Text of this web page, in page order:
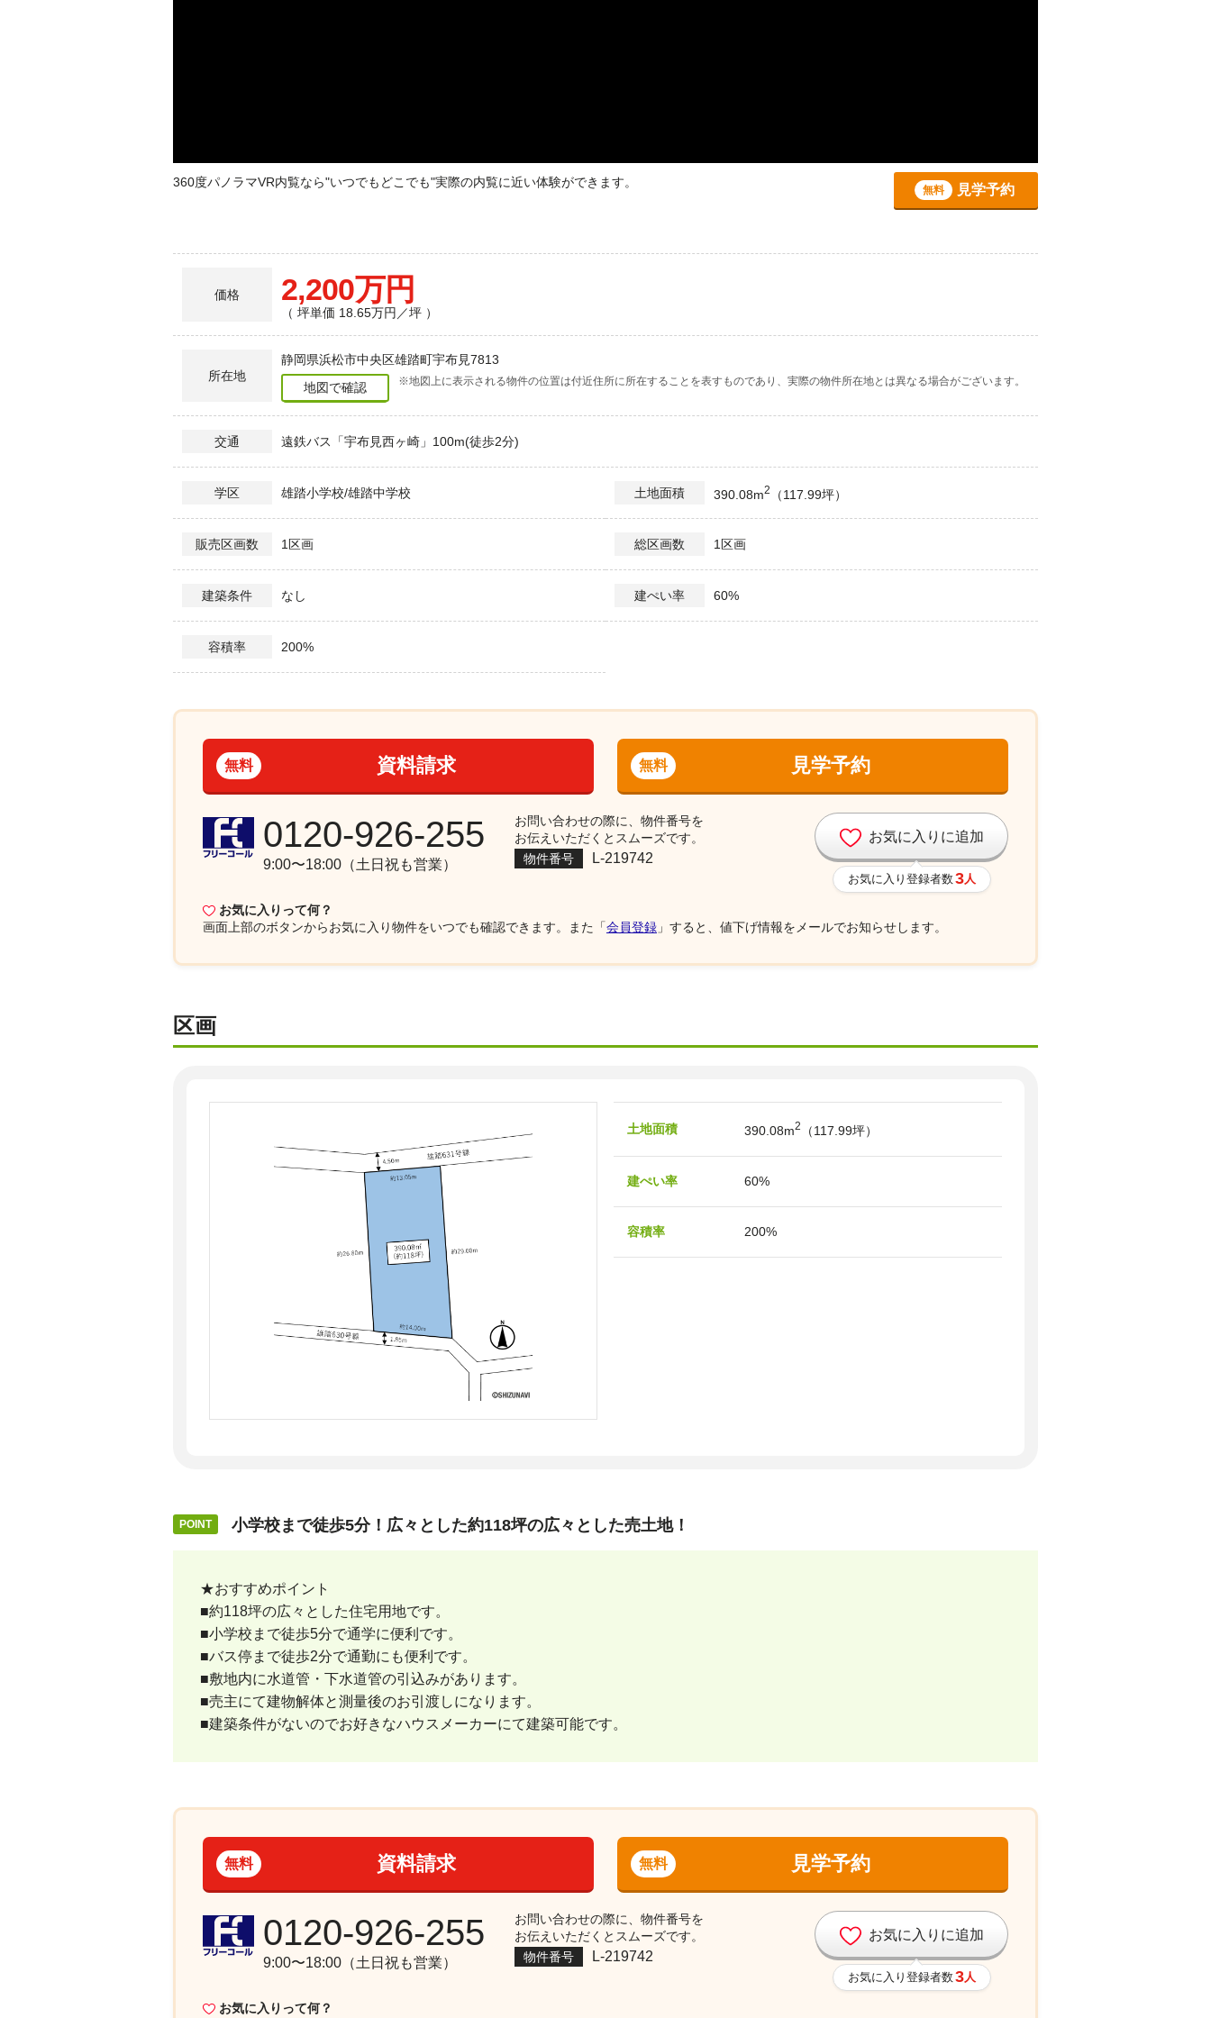
360度パノラマVR内覧なら"いつでもどこでも"実際の内覧に近い体験ができます。
無料 見学予約
価格 2,200万円
（ 坪単価 18.65万円／坪 ）
所在地
静岡県浜松市中央区雄踏町宇布見7813
地図で確認
※地図上に表示される物件の位置は付近住所に所在することを表すものであり、実際の物件所在地とは異なる場合がございます。
交通 遠鉄バス「宇布見西ヶ崎」100m(徒歩2分)
学区 雄踏小学校/雄踏中学校 土地面積 390.08m2 （117.99坪）
販売区画数 1区画 総区画数 1区画
建築条件 なし 建ぺい率 60%
容積率 200%
資料請求
無料 見学予約
無料
お気に入りに追加
お気に入り登録者数3人
お気に入りって何？
画面上部のボタンからお気に入り物件をいつでも確認できます。また「会員登録 」すると、値下げ情報をメールでお知らせします。
0120-926-255
9:00〜18:00（土日祝も営業）
お問い合わせの際に、物件番号を
お伝えいただくとスムーズです。
物件番号
L-219742
区画
土地面積 390.08m2 （117.99坪）
建ぺい率 60%
容積率 200%
小学校まで徒歩5分！広々とした約118坪の広々とした売土地！
★おすすめポイント
■約118坪の広々とした住宅用地です。
■小学校まで徒歩5分で通学に便利です。
■バス停まで徒歩2分で通勤にも便利です。
■敷地内に水道管・下水道管の引込みがあります。
■売主にて建物解体と測量後のお引渡しになります。
■建築条件がないのでお好きなハウスメーカーにて建築可能です。
資料請求
無料 見学予約
無料
お気に入りに追加
お気に入り登録者数3人
お気に入りって何？
0120-926-255
9:00〜18:00（土日祝も営業）
お問い合わせの際に、物件番号を
お伝えいただくとスムーズです。
物件番号
L-219742